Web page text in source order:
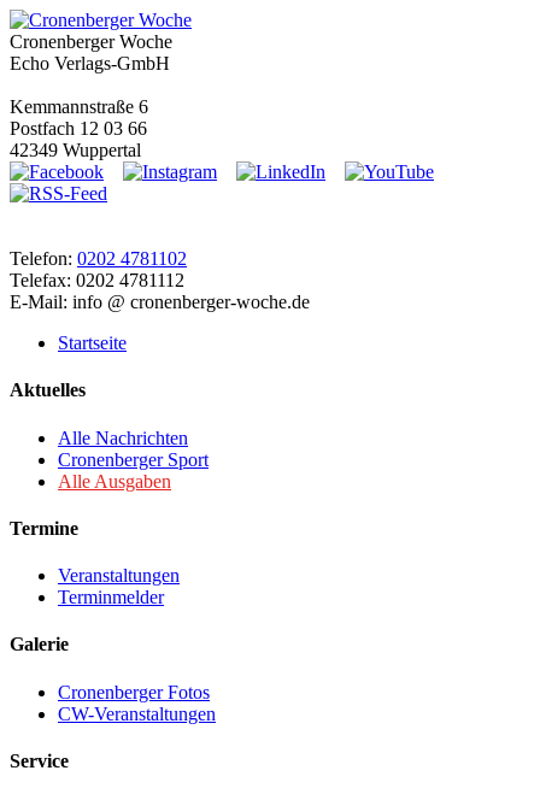
Cronenberger Woche
Echo Verlags-GmbH
Kemmannstraße 6
Postfach 12 03 66
42349 Wuppertal
Telefon: 0202 4781102
Telefax: 0202 4781112
E-Mail: info @ cronenberger-woche.de
Startseite
Aktuelles
Alle Nachrichten
Cronenberger Sport
Alle Ausgaben
Termine
Veranstaltungen
Terminmelder
Galerie
Cronenberger Fotos
CW-Veranstaltungen
Service